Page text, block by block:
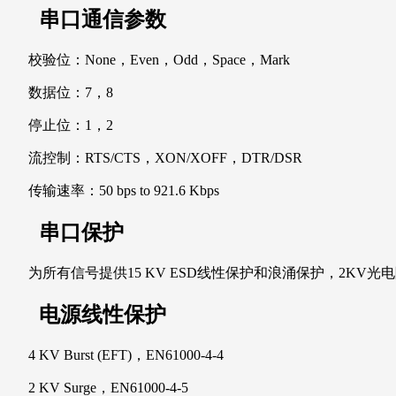
串口通信参数
校验位：None，Even，Odd，Space，Mark
数据位：7，8
停止位：1，2
流控制：RTS/CTS，XON/XOFF，DTR/DSR
传输速率：50 bps to 921.6 Kbps
串口保护
为所有信号提供15 KV ESD线性保护和浪涌保护，2KV光
电源线性保护
4 KV Burst (EFT)，EN61000-4-4
2 KV Surge，EN61000-4-5